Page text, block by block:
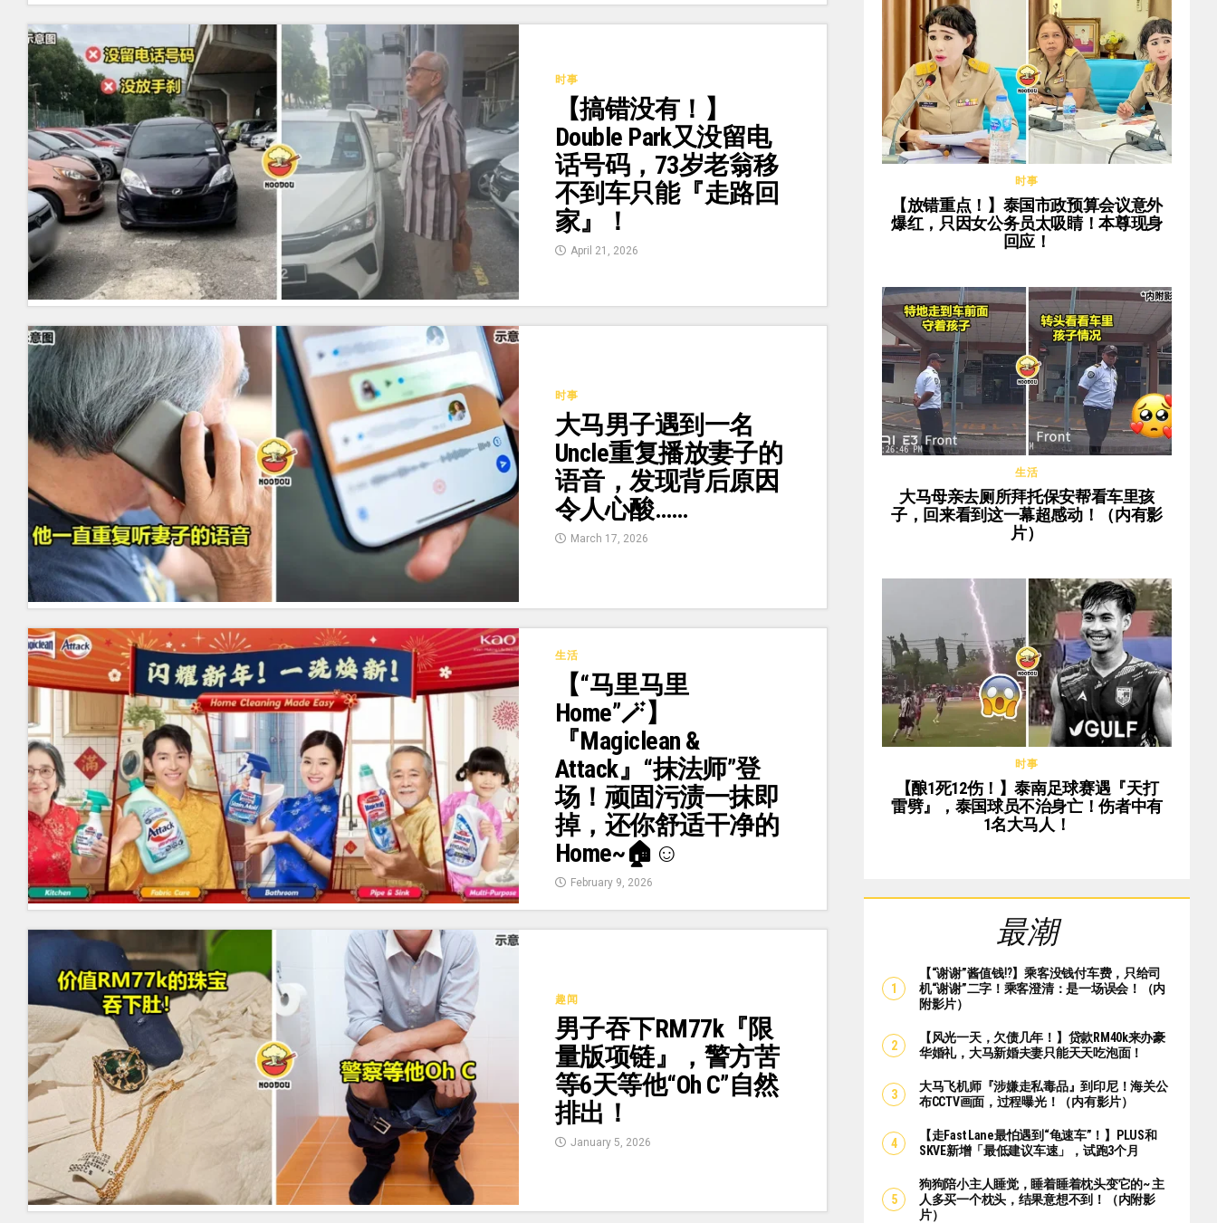
时事
【搞错没有！】
Double Park又没留电
话号码，73岁老翁移
不到车只能『走路回
家』！
April 21, 2026
时事
大马男子遇到一名
Uncle重复播放妻子的
语音，发现背后原因
令人心酸……
March 17, 2026
生活
【“马里马里
Home”🪄】
『Magiclean &
Attack』“抹法师”登
场！顽固污渍一抹即
掉，还你舒适干净的
Home~🏠☺️
February 9, 2026
趣闻
男子吞下RM77k『限
量版项链』，警方苦
等6天等他“Oh C”自然
排出！
January 5, 2026
时事
【放错重点！】泰国市政预算会议意外
爆红，只因女公务员太吸睛！本尊现身
回应！
生活
大马母亲去厕所拜托保安帮看车里孩
子，回来看到这一幕超感动！（内有影
片）
时事
【酿1死12伤！】泰南足球赛遇『天打
雷劈』，泰国球员不治身亡！伤者中有
1名大马人！
最潮
【“谢谢”酱值钱⁉️】乘客没钱付车费，只给司
机“谢谢”二字！乘客澄清：是一场误会！（内
附影片）
【风光一天，欠债几年！】贷款RM40k来办豪
华婚礼，大马新婚夫妻只能天天吃泡面！
大马飞机师『涉嫌走私毒品』到印尼！海关公
布CCTV画面，过程曝光！（内有影片）
【走Fast Lane最怕遇到“龟速车”！】PLUS和
SKVE新增「最低建议车速」，试跑3个月
狗狗陪小主人睡觉，睡着睡着枕头变它的~ 主
人多买一个枕头，结果意想不到！（内附影
片）